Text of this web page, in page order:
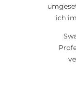
ich